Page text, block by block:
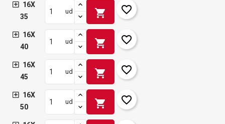
16X
35
ud shopping_cart favorite_border
16X
40
ud shopping_cart favorite_border
16X
45
ud shopping_cart favorite_border
16X
50
ud shopping_cart favorite_border